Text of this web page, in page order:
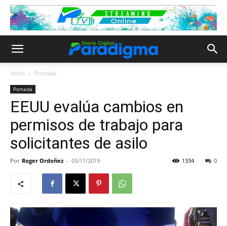
Inicio Portada
Portada
EEUU evalúa cambios en
permisos de trabajo para
solicitantes de asilo
Por Roger Ordoñez - 05/11/2019 0
1334